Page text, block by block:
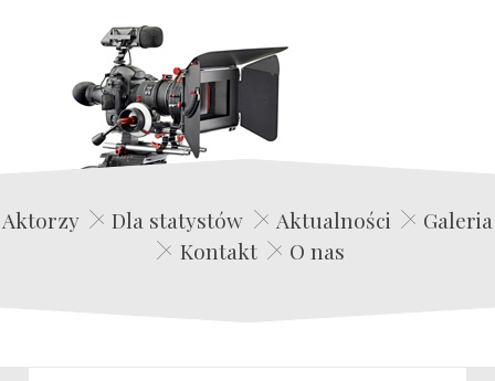
Edwin Film Agencja Aktorska
Aktorzy Dla statystów Aktualności
Galeria
Kontakt
O nas